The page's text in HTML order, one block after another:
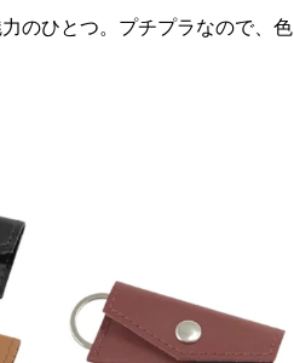
のひとつ。プチプラなので、色